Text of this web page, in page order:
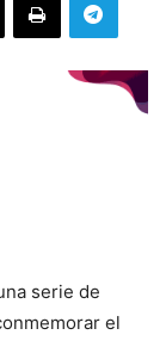
serie de
el